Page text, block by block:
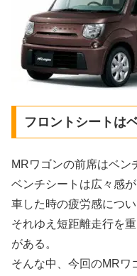
フロントシートは
MRワゴンの前席はベン
ベンチシートは広々感
車した時の疲労感につ
それゆえ短距離走行を
がある。
そんな中、今回のMRワ